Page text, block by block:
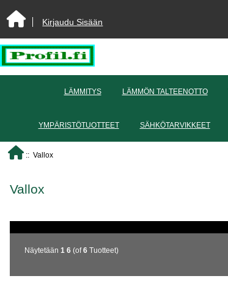
Kirjaudu Sisään
LÄMMITYS LÄMMÖN TALTEENOTTO
YMPÄRISTÖTUOTTEET SÄHKÖTARVIKKEET
:: Vallox
Vallox
Näytetään 1 6(of6Tuotteet)